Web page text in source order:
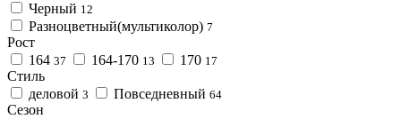
Черный 12
Разноцветный(мультиколор) 7
Рост
164 37 164-170 13 170 17
Стиль
деловой 3 Повседневный 64
Сезон